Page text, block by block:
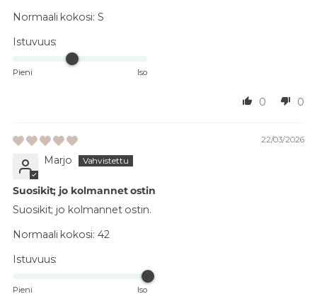
Normaali kokosi: S
Istuvuus:
Pieni Iso
0 0
22/03/2026
Marjo
Suosikit; jo kolmannet ostin
Suosikit; jo kolmannet ostin.
Normaali kokosi: 42
Istuvuus:
Pieni Iso